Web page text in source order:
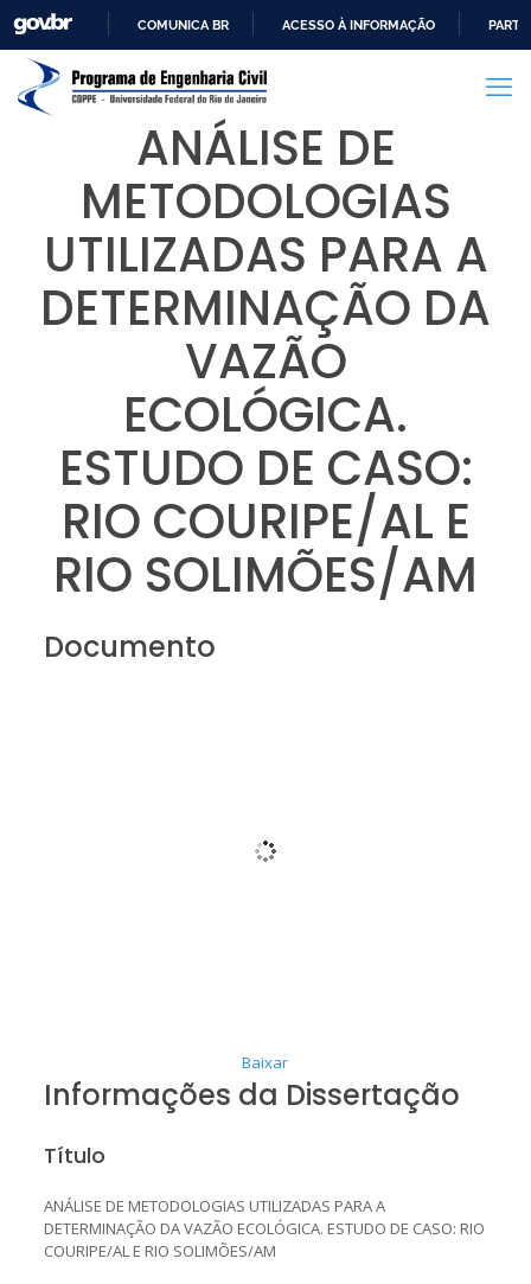
PARA
CONTEÚDO
COMUNICA BR ACESSO À INFORMAÇÃO
ANÁLISE DE
METODOLOGIAS
UTILIZADAS PARA A
DETERMINAÇÃO DA
VAZÃO
ECOLÓGICA.
ESTUDO DE CASO:
RIO COURIPE/AL E
RIO SOLIMÕES/AM
Documento
Baixar
Informações da Dissertação
Título
ANÁLISE DE METODOLOGIAS UTILIZADAS PARA A
DETERMINAÇÃO DA VAZÃO ECOLÓGICA. ESTUDO DE CASO: RIO
COURIPE/AL E RIO SOLIMÕES/AM